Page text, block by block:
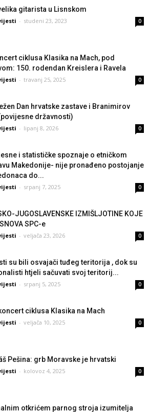
gitarista u Lisnskom
- studeni 23, 2023 0
ciklusa Klasika na Mach, pod
150. rodendan Kreislera i Ravela
- travanj 25, 2025 0
Dan hrvatske zastave i Branimirov
državnosti)
- lipanj 8, 2026 0
i statističke spoznaje o etničkom
Makedonije- nije pronađeno postojanje
do...
- srpanj 7, 2025 0
JUGOSLAVENSKE IZMIŠLJOTINE KOJE
SPC-e
- veljača 23, 2026 0
su bili osvajači tuđeg teritorija , dok su
htjeli sačuvati svoj teritorij...
- srpanj 5, 2025 0
ciklusa Klasika na Mach
- veljača 10, 2025 0
Pešina: grb Moravske je hrvatski
- kolovoz 4, 2025 0
otkrićem parnog stroja izumitelja